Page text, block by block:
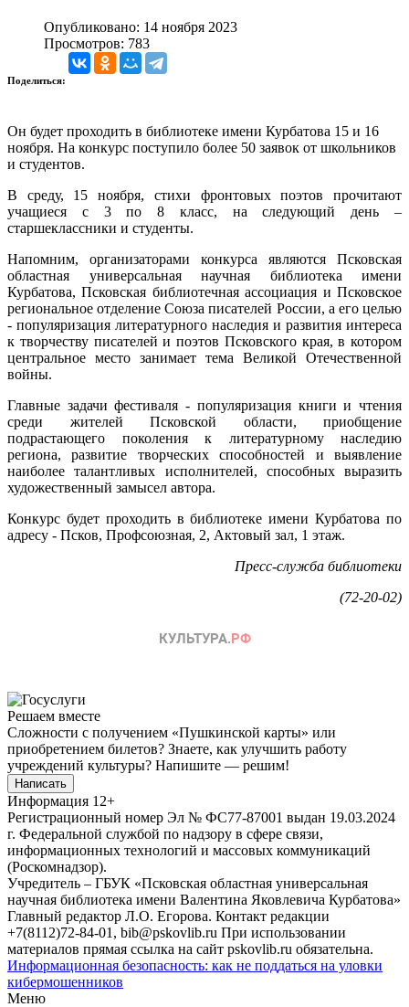
Опубликовано: 14 ноября 2023
Просмотров: 783
Поделиться:
Он будет проходить в библиотеке имени Курбатова 15 и 16
ноября. На конкурс поступило более 50 заявок от школьников
и студентов.
В среду, 15 ноября, стихи фронтовых поэтов прочитают
учащиеся с 3 по 8 класс, на следующий день –
старшеклассники и студенты.
Напомним, организаторами конкурса являются Псковская
областная универсальная научная библиотека имени
Курбатова, Псковская библиотечная ассоциация и Псковское
региональное отделение Союза писателей России, а его целью
- популяризация литературного наследия и развития интереса
к творчеству писателей и поэтов Псковского края, в котором
центральное место занимает тема Великой Отечественной
войны.
Главные задачи фестиваля - популяризация книги и чтения
среди жителей Псковской области, приобщение
подрастающего поколения к литературному наследию
региона, развитие творческих способностей и выявление
наиболее талантливых исполнителей, способных выразить
художественный замысел автора.
Конкурс будет проходить в библиотеке имени Курбатова по
адресу - Псков, Профсоюзная, 2, Актовый зал, 1 этаж.
Пресс-служба библиотеки
(72-20-02)
Решаем вместе
Сложности с получением «Пушкинской карты» или
приобретением билетов? Знаете, как улучшить работу
учреждений культуры? Напишите — решим!
Написать
Информация 12+
Регистрационный номер Эл № ФС77-87001 выдан 19.03.2024
г. Федеральной службой по надзору в сфере связи,
информационных технологий и массовых коммуникаций
(Роскомнадзор).
Учредитель – ГБУК «Псковская областная универсальная
научная библиотека имени Валентина Яковлевича Курбатова»
Главный редактор Л.О. Егорова. Контакт редакции
+7(8112)72-84-01, bib@pskovlib.ru При использовании
материалов прямая ссылка на сайт pskovlib.ru обязательна.
Информационная безопасность: как не поддаться на уловки
кибермошенников
Меню